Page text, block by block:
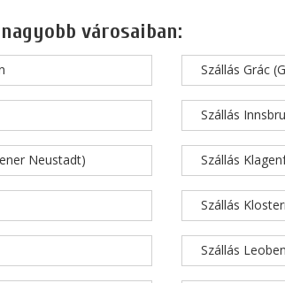
városaiban:
Neustadt)
Szállás Grác
Szállás
Szállás
Szállás
Szállás Leoben